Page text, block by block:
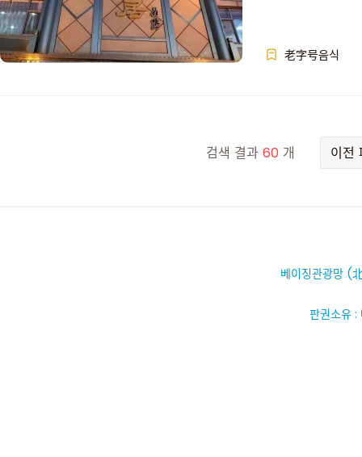
老字号음식
검색 결과 60 개 이전
베이징관광망 (
판권소유 :